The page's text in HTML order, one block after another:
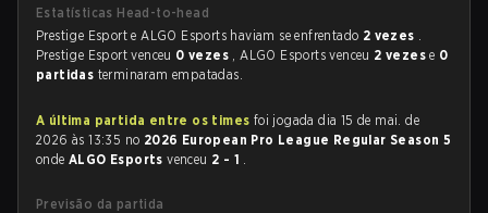
Estatísticas Head-to-head
Prestige Esport e ALGO Esports haviam se enfrentado 2 vezes .
Prestige Esport venceu 0 vezes , ALGO Esports venceu 2 vezese 0
partidas terminaram empatadas.
A última partida entre os times foi jogada dia 15 de mai. de
2026 às 13:35 no 2026 European Pro League Regular Season 5
onde ALGO Esportsvenceu 2 - 1 .
Previsão da partida